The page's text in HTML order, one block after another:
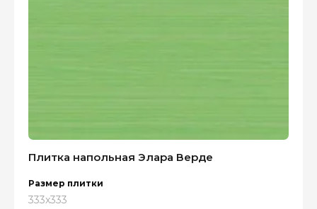
Плитка напольная Элара Верде
Размер плитки
333x333